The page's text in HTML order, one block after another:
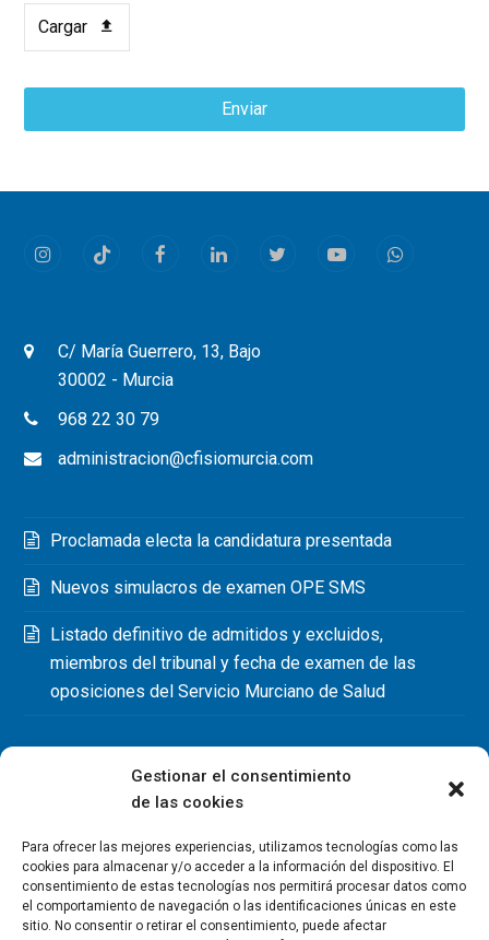
Gestionar el consentimiento
de las cookies
Para ofrecer las mejores experiencias, utilizamos tecnologías como las
cookies para almacenar y/o acceder a la información del dispositivo. El
consentimiento de estas tecnologías nos permitirá procesar datos como
el comportamiento de navegación o las identificaciones únicas en este
sitio. No consentir o retirar el consentimiento, puede afectar
Cargar
Enviar
field
be
InstagramTiktok FacebookLinkedInTwitterYoutubeWhatsapp
C/ María Guerrero, 13, Bajo
30002 - Murcia
968 22 30 79
administracion@cfisiomurcia.com
Proclamada electa la candidatura presentada
Nuevos simulacros de examen OPE SMS
Listado definitivo de admitidos y excluidos,
miembros del tribunal y fecha de examen de las
oposiciones del Servicio Murciano de Salud